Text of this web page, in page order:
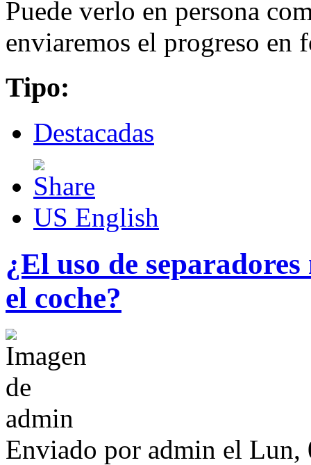
Puede verlo en persona
enviaremos el progreso en
Tipo:
Destacadas
US English
¿El uso de
el coche?
Enviado por admin el Lun,